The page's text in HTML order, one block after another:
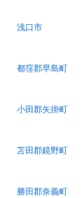
浅口市
都窪郡早島町
小田郡矢掛町
苫田郡鏡野町
勝田郡奈義町